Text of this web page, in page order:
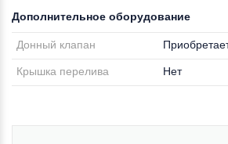
Дополнительное оборудование
Донный клапан
Крышка перелива Нет